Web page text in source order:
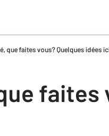
que faites vous? Quelques idées
faites